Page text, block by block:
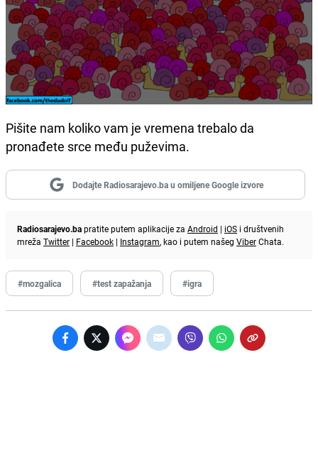
Pišite nam koliko vam je vremena trebalo da
pronađete srce među puževima.
Dodajte Radiosarajevo.ba u omiljene Google izvore
Radiosarajevo.bapratite putem aplikacije za Android | iOS i društvenih
mreža Twitter | Facebook | Instagram, kao i putem našeg ViberChata.
#mozgalica #test zapažanja #igra